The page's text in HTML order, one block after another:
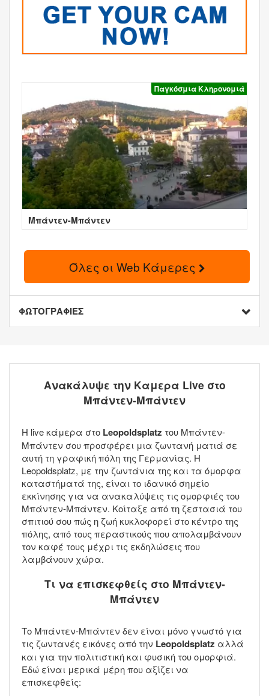
Παγκόσμια Κληρονομιά
Μπάντεν-Μπάντεν
Όλες οι Web Κάμερες
ΦΩΤΟΓΡΑΦΙΕΣ
Ανακάλυψε την Καμερα Live στο
Μπάντεν-Μπάντεν
Η live κάμερα στο Leopoldsplatz του Μπάντεν-
Μπάντεν σου προσφέρει μια ζωντανή ματιά σε
αυτή τη γραφική πόλη της Γερμανίας. Η
Leopoldsplatz, με την ζωντάνια της και τα όμορφα
καταστήματά της, είναι το ιδανικό σημείο
εκκίνησης για να ανακαλύψεις τις ομορφιές του
Μπάντεν-Μπάντεν. Κοίταξε από τη ζεστασιά του
σπιτιού σου πώς η ζωή κυκλοφορεί στο κέντρο της
πόλης, από τους περαστικούς που απολαμβάνουν
τον καφέ τους μέχρι τις εκδηλώσεις που
λαμβάνουν χώρα.
Τι να επισκεφθείς στο Μπάντεν-
Μπάντεν
Το Μπάντεν-Μπάντεν δεν είναι μόνο γνωστό για
τις ζωντανές εικόνες από την Leopoldsplatz αλλά
και για την πολιτιστική και φυσική του ομορφιά.
Εδώ είναι μερικά μέρη που αξίζει να
επισκεφθείς: